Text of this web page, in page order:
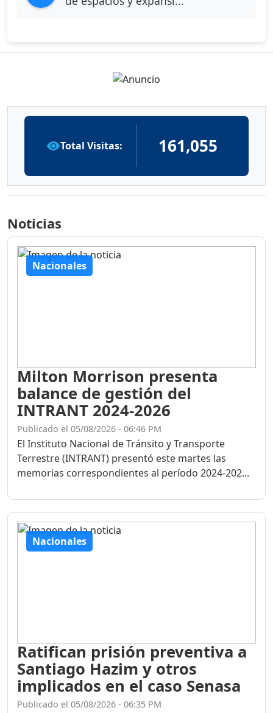
Total Visitas: 161,055
Noticias
Nacionales
Milton Morrison presenta
balance de gestión del
INTRANT 2024-2026
Publicado el 05/08/2026 - 06:46 PM
El Instituto Nacional de Tránsito y Transporte
Terrestre (INTRANT) presentó este martes las
memorias correspondientes al período 2024-202...
Nacionales
Ratifican prisión preventiva a
Santiago Hazim y otros
implicados en el caso Senasa
Publicado el 05/08/2026 - 06:35 PM